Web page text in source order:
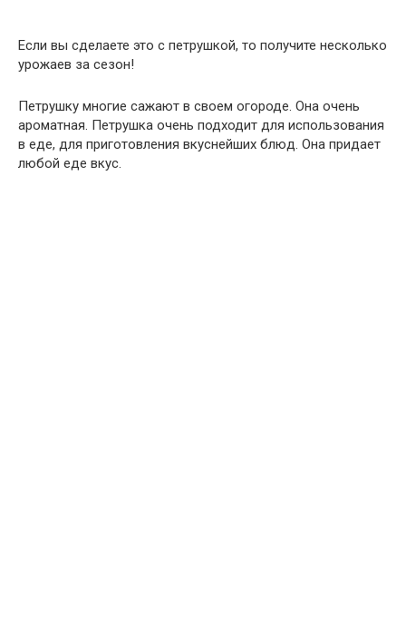
Если вы сделаете это с петрушкой, то получите несколько
урожаев за сезон!
Петрушку многие сажают в своем огороде. Она очень
ароматная. Петрушка очень подходит для использования
в еде, для приготовления вкуснейших блюд. Она придает
любой еде вкус.